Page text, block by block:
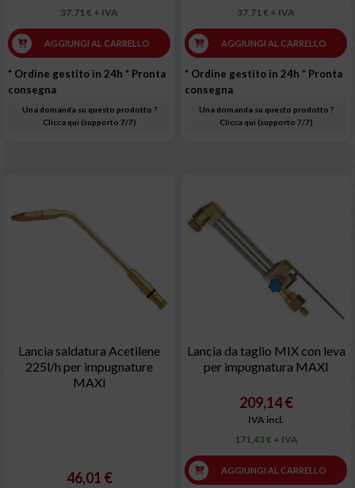
37,71 € + IVA
AGGIUNGI AL CARRELLO
* Ordine gestito in 24h * Pronta
consegna
Una domanda su questo prodotto ?
Clicca qui (supporto 7/7)
37,71 € + IVA
AGGIUNGI AL CARRELLO
* Ordine gestito in 24h * Pronta
consegna
Una domanda su questo prodotto ?
Clicca qui (supporto 7/7)
Lancia saldatura Acetilene
225l/h per impugnature
MAXI
46,01 €
Lancia da taglio MIX con leva
per impugnatura MAXI
209,14 €
IVA incl.
171,43 € + IVA
AGGIUNGI AL CARRELLO